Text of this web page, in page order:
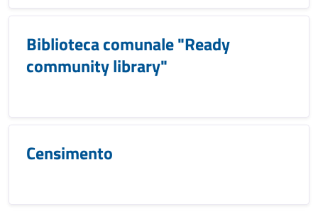
Biblioteca comunale "Ready
community library"
Censimento